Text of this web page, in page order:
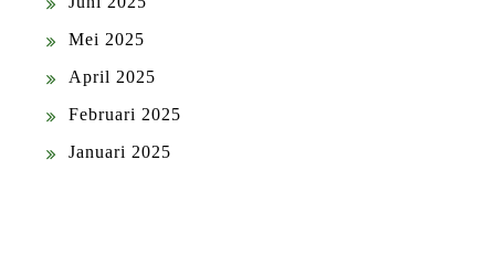
Mei 2025
April 2025
Februari 2025
Januari 2025